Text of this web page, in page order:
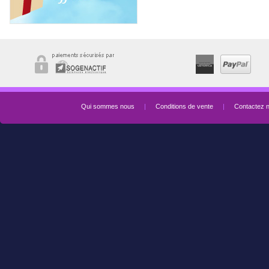
Qui sommes nous | Conditions de vente | Contactez